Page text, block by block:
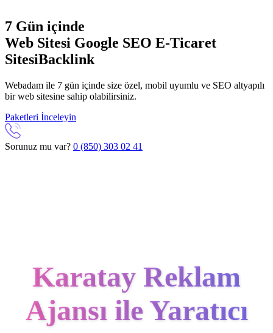
7 Gün içinde
Web Sitesi Google SEO E-Ticaret
SitesiBacklink
Webadam ile 7 gün içinde size özel, mobil uyumlu ve SEO altyapılı
bir web sitesine sahip olabilirsiniz.
Paketleri İnceleyin
Sorunuz mu var? 0 (850) 303 02 41
Karatay Reklam
Ajansı ile Yaratıcı